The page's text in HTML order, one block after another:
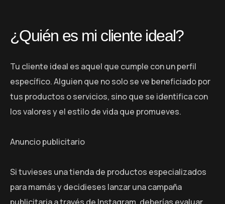
¿Quién es mi cliente ideal?
Tu cliente ideal es aquel que cumple con un perfil
específico. Alguien que no solo se ve beneficiado por
tus productos o servicios, sino que se identifica con
los valores y el estilo de vida que promueves.
Anuncio publicitario
Si tuvieses una tienda de productos especializados
para mamás y decidieses lanzar una campaña